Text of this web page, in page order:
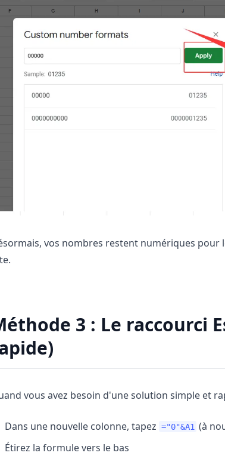
vos nombres restent numériques pour
3 : Le raccourci
vous avez besoin d'une solution simple et
Dans une nouvelle colonne, tapez ="0"&A1 (à
Étirez la formule vers le bas